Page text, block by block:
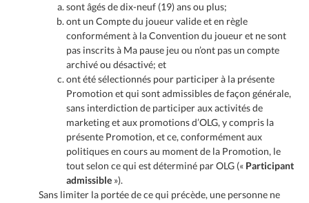
sont âgés de dix-neuf (19) ans ou plus;
ont un Compte du joueur valide et en règle
conformément à la Convention du joueur et ne sont
pas inscrits à Ma pause jeu ou n’ont pas un compte
archivé ou désactivé; et
ont été sélectionnés pour participer à la présente
Promotion et qui sont admissibles de façon générale,
sans interdiction de participer aux activités de
marketing et aux promotions d’OLG, y compris la
présente Promotion, et ce, conformément aux
politiques en cours au moment de la Promotion, le
tout selon ce qui est déterminé par OLG (« Participant
admissible »).
Sans limiter la portée de ce qui précède, une personne ne